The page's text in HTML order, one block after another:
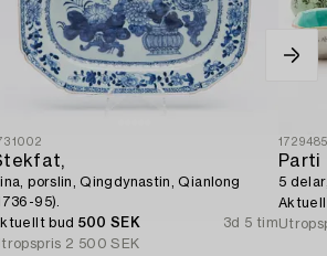
porslin, Qingdynastin, Qianlong
95).
bud 500 SEK
3d 5 tim
2 500 SEK
Parti
5